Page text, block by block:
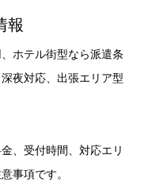
報
ホテル街型なら派遣条
夜対応、出張エリア型
、受付時間、対応エリ
事項です。